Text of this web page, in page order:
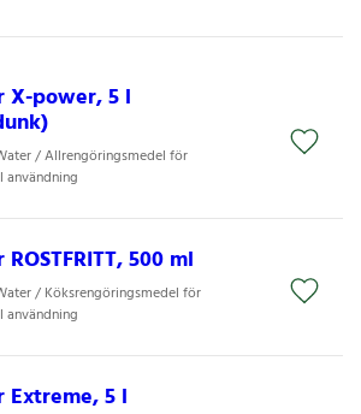
X-power, 5 l
/ Allrengöringsmedel för
användning
500 ml
/ Köksrengöringsmedel för
användning
Extreme, 5 l